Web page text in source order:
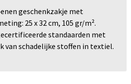
geschenkzakje met
25 x 32 cm, 105 gr/m².
standaarden met
van schadelijke stoffen in textiel.